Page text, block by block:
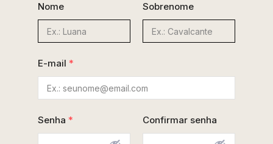
Nome Sobrenome
E-mail*
Senha* Confirmar senha